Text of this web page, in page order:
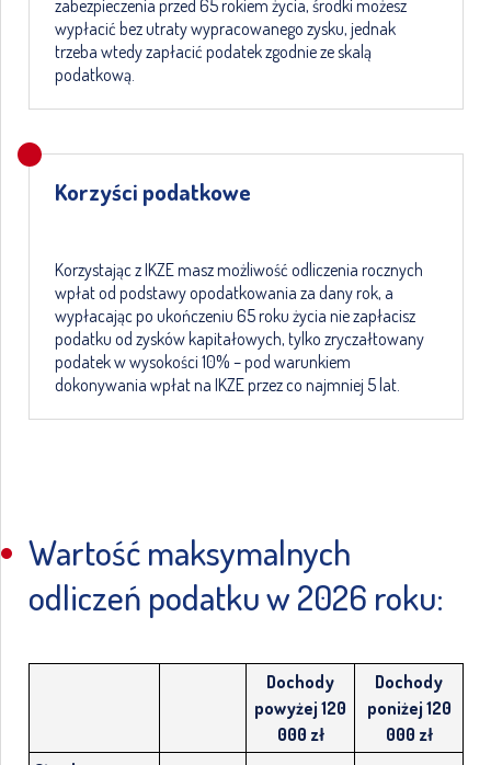
zabezpieczenia przed 65 rokiem życia, środki możesz
wypłacić bez utraty wypracowanego zysku, jednak
trzeba wtedy zapłacić podatek zgodnie ze skalą
podatkową.
Korzyści podatkowe
Korzystając z IKZE masz możliwość odliczenia rocznych
wpłat od podstawy opodatkowania za dany rok, a
wypłacając po ukończeniu 65 roku życia nie zapłacisz
podatku od zysków kapitałowych, tylko zryczałtowany
podatek w wysokości 10% – pod warunkiem
dokonywania wpłat na IKZE przez co najmniej 5 lat.
Wartość maksymalnych
odliczeń podatku w 2026 roku:
Dochody
powyżej 120
000 zł
Dochody
poniżej 120
000 zł